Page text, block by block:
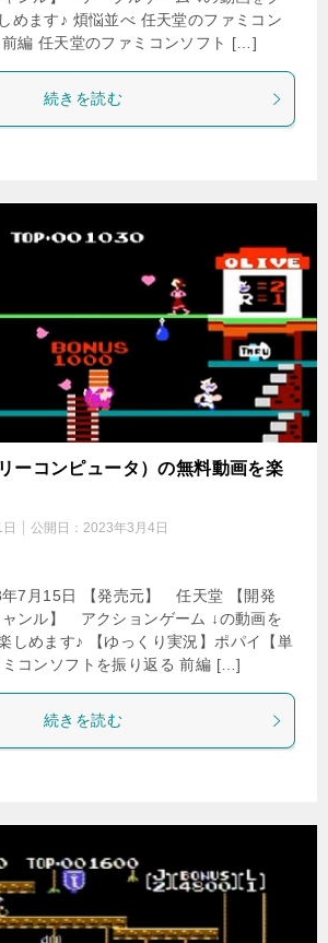
めます♪ 煩悩並べ 任天堂のファミコン
編 任天堂のファミコンソフト […]
続きを読む
ーコンピュータ）の無料動画を楽
公開日： 2023年3月4日
7月15日 【発売元】 任天堂 【開発
ンル】 アクションゲーム ↓の動画を
しめます♪ 【ゆっくり実況】ポパイ【単
コンソフトを振り返る 前編 […]
続きを読む